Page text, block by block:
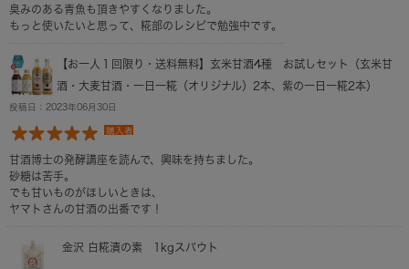
臭みのある青魚も頂きやすくなりました。
もっと使いたいと思って、糀部のレシピで勉強中です。
【お一人１回限り・送料無料】玄米甘酒4種 お試しセット（玄米甘
酒・大麦甘酒・一日一糀（オリジナル）2本、紫の一日一糀2本）
投稿日：2023年06月30日
購入者
甘酒博士の発酵講座を読んで、興味を持ちました。
砂糖は苦手。
でも甘いものがほしいときは、
ヤマトさんの甘酒の出番です！
金沢 白糀漬の素 1kgスパウト